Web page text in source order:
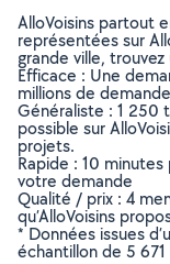
AlloVoisins partout
représentées sur
grande ville,
Efficace : Une
millions de
Généraliste : 1 250
possible sur
projets.
Rapide : 10
votre demande
Qualité / prix : 4
qu’AlloVoisins
* Données issues
échantillon de 5